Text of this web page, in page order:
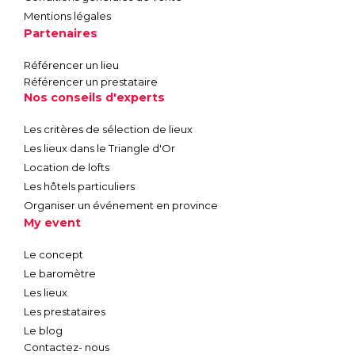
Mentions légales
Partenaires
Référencer un lieu
Référencer un prestataire
Nos conseils d'experts
Les critères de sélection de lieux
Les lieux dans le Triangle d'Or
Location de lofts
Les hôtels particuliers
Organiser un événement en province
My event
Le concept
Le baromètre
Les lieux
Les prestataires
Le blog
Contactez- nous